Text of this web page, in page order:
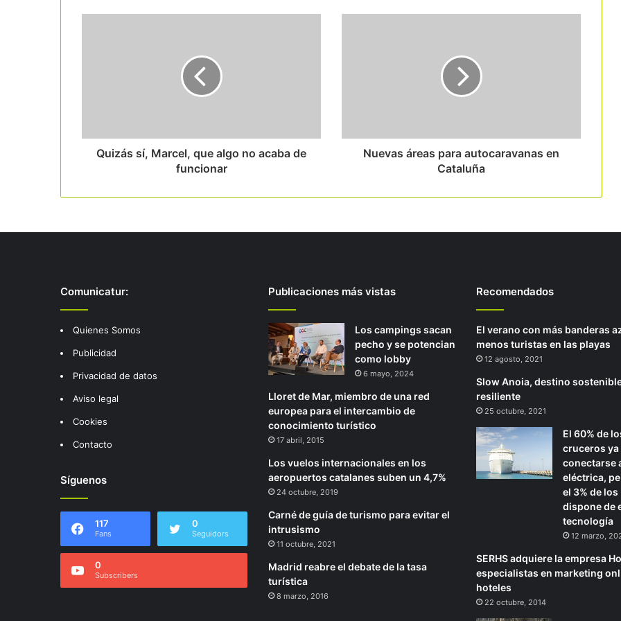
Quizás sí, Marcel, que algo no acaba de
funcionar
Nuevas áreas para autocaravanas en
Cataluña
Comunicatur:
Quienes Somos
Publicidad
Privacidad de datos
Aviso legal
Cookies
Contacto
Síguenos
117
Fans
0
Seguidors
0
Subscribers
Publicaciones más vistas
Los campings sacan
pecho y se potencian
como lobby
6 mayo, 2024
Lloret de Mar, miembro de una red
europea para el intercambio de
conocimiento turístico
17 abril, 2015
Los vuelos internacionales en los
aeropuertos catalanes suben un 4,7%
24 octubre, 2019
Carné de guía de turismo para evitar el
intrusismo
11 octubre, 2021
Madrid reabre el debate de la tasa
turística
8 marzo, 2016
Recomendados
El verano con más banderas
menos turistas en las playas
12 agosto, 2021
Slow Anoia, destino
resiliente
25 octubre, 2021
El 60% de
cruceros ya
conectarse
eléctrica,
el 3% de
dispone de
tecnología
12 marzo,
SERHS adquiere la empresa
especialistas en marketing
hoteles
22 octubre, 2014